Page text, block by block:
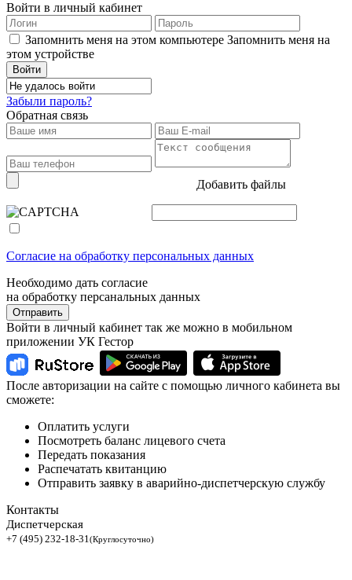
Войти в личный кабинет
Запомнить меня на этом компьютере Запомнить меня на
этом устройстве
Забыли пароль?
Обратная связь
Добавить файлы
Согласие на обработку персональных данных
Необходимо дать согласие
на обработку персанальных данных
Отправить
Войти в личный кабинет так же можно в мобильном
приложении УК Гестор
После авторизации на сайте с помощью личного кабинета вы
сможете:
Оплатить услуги
Посмотреть баланс лицевого счета
Передать показания
Распечатать квитанцию
Отправить заявку в аварийно-диспетчерскую службу
Контакты
Диспетчерская
+7 (495) 232-18-31(Круглосуточно)